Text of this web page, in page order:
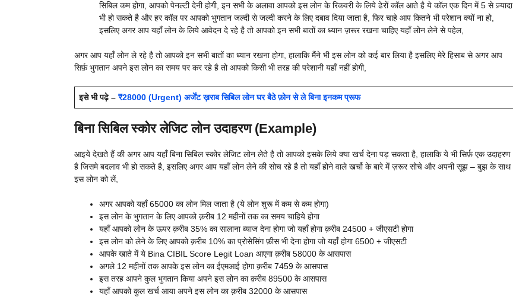
सिबिल कम होगा, आपको पेनल्टी देनी होगी, इन सभी के अलावा आपको इस लोन के रिकवरी के लिये ढेरों कॉल आते है ये कॉल एक दिन में 5 से ज़्यादा
भी हो सकते है और हर कॉल पर आपको भुगतान जल्दी से जल्दी करने के लिए दबाव दिया जाता है, फिर चाहे आप कितने भी परेशान क्यों ना हो,
इसलिए अगर आप यहाँ लोन के लिये आवेदन दे रहे है तो आपको इन सभी बातों का ध्यान ज़रूर रखना चाहिए यहाँ लोन लेने से पहेल,
अगर आप यहाँ लोन ले रहे है तो आपको इन सभी बातों का ध्यान रखना होगा, हालाकि मैंने भी इस लोन को कई बार लिया है इसलिए मेरे हिसाब से अगर आप
सिर्फ़ भुगतान अपने इस लोन का समय पर कर रहे है तो आपको किसी भी तरह की परेशानी यहाँ नहीं होगी,
इसे भी पढ़े – ₹28000 (Urgent) अर्जेंट ख़राब सिबिल लोन घर बैठे फ़ोन से ले बिना इनकम प्रूफ
बिना सिबिल स्कोर लेजिट लोन उदाहरण (Example)
आइये देखते हैं की अगर आप यहाँ बिना सिबिल स्कोर लेजिट लोन लेते है तो आपको इसके लिये क्या खर्च देना पड़ सकता है, हालाकि ये भी सिर्फ़ एक उदाहरण
है जिसमे बदलाव भी हो सकते है, इसलिए अगर आप यहाँ लोन लेने की सोच रहे है तो यहाँ होने वाले खर्चो के बारे में ज़रूर सोचे और अपनी सूझ – बुझ के साथ
इस लोन को लें,
अगर आपको यहाँ 65000 का लोन मिल जाता है (ये लोन शुरू में कम से कम होगा)
इस लोन के भुगतान के लिए आपको क़रीब 12 महीनों तक का समय चाहिये होगा
यहाँ आपको लोन के ऊपर क़रीब 35% का सालाना ब्याज देना होगा जो यहाँ होगा क़रीब 24500 + जीएसटी होगा
इस लोन को लेने के लिए आपको क़रीब 10% का प्रोसेसिंग फ़ीस भी देना होगा जो यहाँ होगा 6500 + जीएसटी
आपके खाते में ये Bina CIBIL Score Legit Loan आएगा क़रीब 58000 के आसपास
अगले 12 महीनों तक आपके इस लोन का ईएमआई होगा क़रीब 7459 के आसपास
इस तरह आपने कुल भुगतान किया अपने इस लोन का क़रीब 89500 के आसपास
यहाँ आपको कुल खर्च आया अपने इस लोन का क़रीब 32000 के आसपास